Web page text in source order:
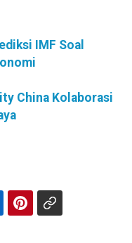
IMF Soal
China Kolaborasi